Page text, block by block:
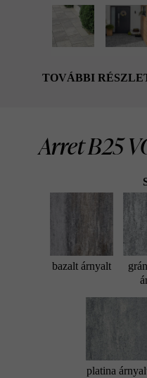
TOVÁBBI
Arret B25
bazalt árnyalt
platina